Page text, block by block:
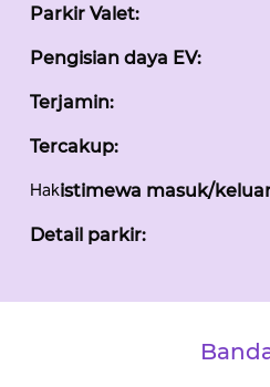
Parkir Valet:
Pengisian daya EV:
Terjamin:
Tercakup:
Hakistimewa masuk/
Detail parkir: